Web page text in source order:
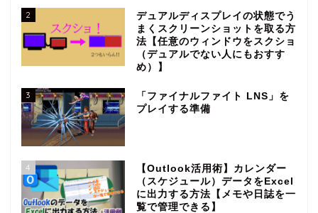
2
デュアルディスプレイの状態でう
まくスクリーンショットを取る方
法【任意のウィンドウをスクショ
（デュアルでない人にもおすす
め）】
3
「ファイナルファイト LNS」を
プレイする準備
4
【Outlook活用術】カレンダー
（スケジュール）データをExcel
に出力する方法【メモや日誌を一
覧で管理できる】